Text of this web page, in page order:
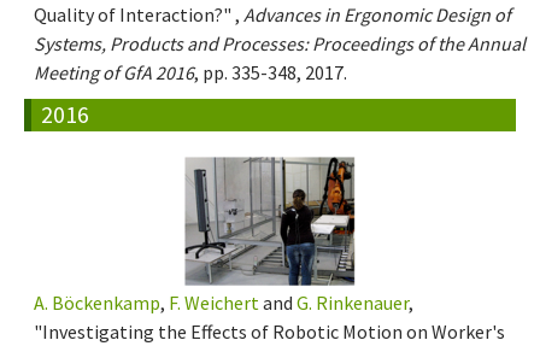
Quality of Interaction?" , Advances in Ergonomic Design of
Systems, Products and Processes: Proceedings of the Annual
Meeting of GfA 2016, pp. 335-348, 2017.
2016
A. Böckenkamp, F. Weichert and G. Rinkenauer,
"Investigating the Effects of Robotic Motion on Worker's